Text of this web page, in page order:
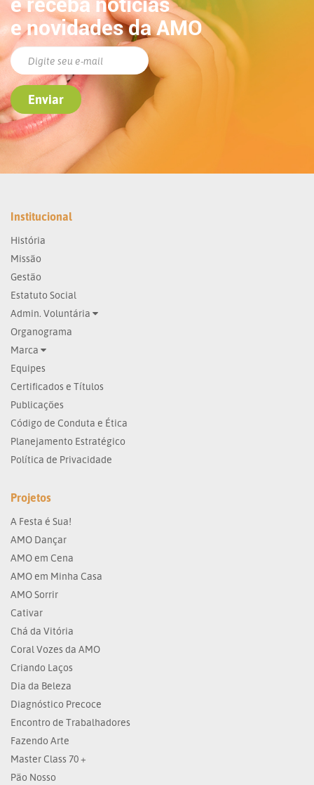
e novidades da AMO
Institucional
História
Missão
Gestão
Estatuto Social
Admin. Voluntária
Organograma
Marca
Equipes
Certificados e Títulos
Publicações
Código de Conduta e Ética
Planejamento Estratégico
Política de Privacidade
Projetos
A Festa é Sua!
AMO Dançar
AMO em Cena
AMO em Minha Casa
AMO Sorrir
Cativar
Chá da Vitória
Coral Vozes da AMO
Criando Laços
Dia da Beleza
Diagnóstico Precoce
Encontro de Trabalhadores
Fazendo Arte
Master Class 70 +
Pão Nosso